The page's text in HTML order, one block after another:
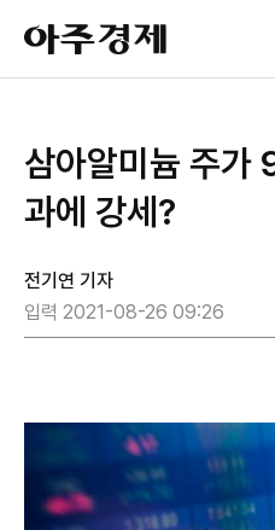
아
주
경
삼아알미늄 주
과에 강세?
전기연 기자
입력 2021-08-26 09:26